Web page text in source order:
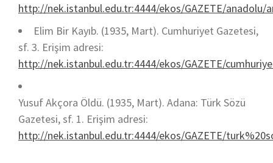
http://nek.istanbul.edu.tr:4444/ekos/GAZETE/
Elim Bir Kayıb. (1935, Mart). Cumhuriyet Gazetesi,
sf. 3. Erişim adresi:
http://nek.istanbul.edu.tr:4444/ekos/GAZETE/
Yusuf Akçora Öldü. (1935, Mart). Adana: Türk Sözü
Gazetesi, sf. 1. Erişim adresi:
http://nek.istanbul.edu.tr:4444/ekos/GAZETE/